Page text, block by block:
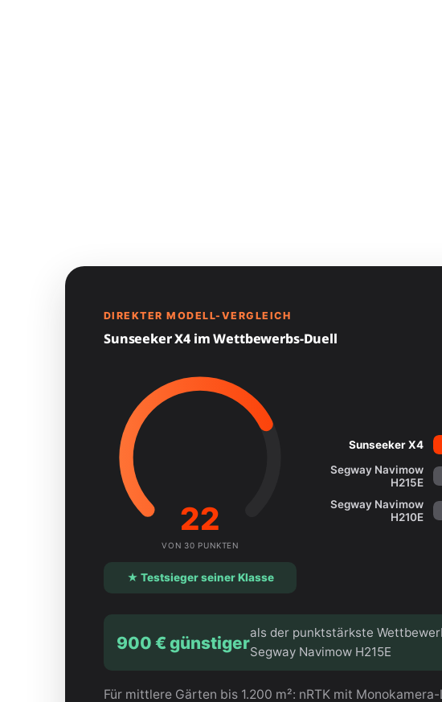
DIREKTER MODELL-VERGLEICH
Sunseeker X4 im Wettbewerbs-Duell
22
VON 30 PUNKTEN
★ Testsieger seiner Klasse
Sunseeker X4
Segway Navimow
H215E
Segway Navimow
H210E
900 € günstigerals der punktstärkste
Segway Navimow H215E
Für mittlere Gärten bis 1.200 m²: nRTK mit